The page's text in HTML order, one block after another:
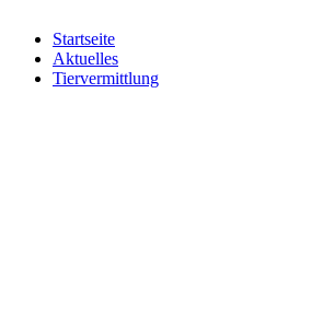
Startseite
Aktuelles
Tiervermittlung